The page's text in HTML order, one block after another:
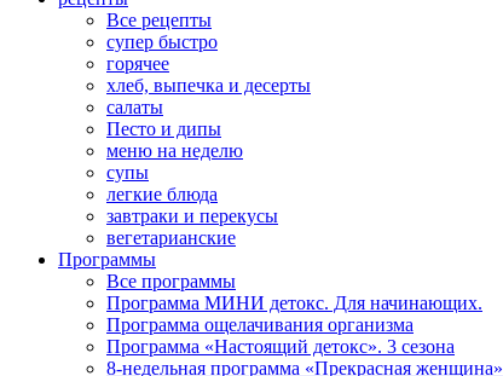
Все рецепты
супер быстро
горячее
хлеб, выпечка и десерты
салаты
Песто и дипы
меню на неделю
супы
легкие блюда
завтраки и перекусы
вегетарианские
Программы
Все программы
Программа МИНИ детокс. Для начинающих.
Программа ощелачивания организма
Программа «Настоящий детокс». 3 сезона
8-недельная программа «Прекрасная женщина»